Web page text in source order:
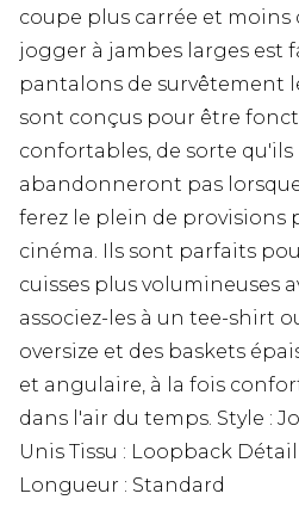
coupe plus carrée et moins
jogger à jambes larges est
pantalons de survêtement
sont conçus pour être
confortables, de sorte qu'ils
abandonneront pas
ferez le plein de provisions
cinéma. Ils sont parfaits
cuisses plus volumineuses
associez-les à un tee-shirt
oversize et des baskets
et angulaire, à la fois
dans l'air du temps. Style :
Unis Tissu : Loopback
Longueur : Standard